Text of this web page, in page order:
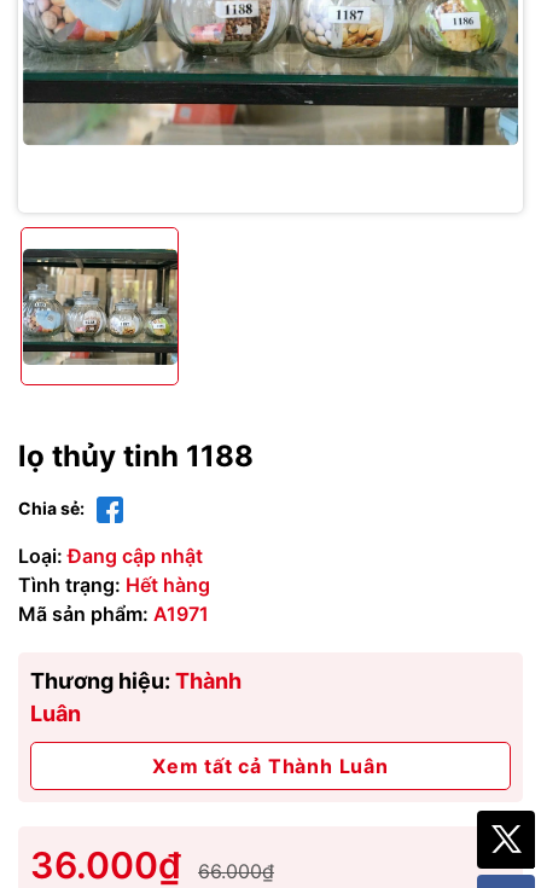
lọ thủy tinh 1188
Chia sẻ:
Loại: Đang cập nhật
Tình trạng: Hết hàng
Mã sản phẩm: A1971
Thương hiệu: Thành
Luân
Xem tất cả Thành Luân
36.000₫ 66.000₫